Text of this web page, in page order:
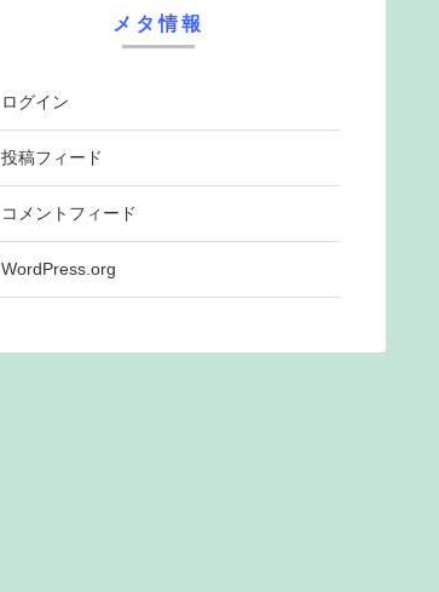
メタ情報
ログイン
投稿フィード
コメントフィード
WordPress.org